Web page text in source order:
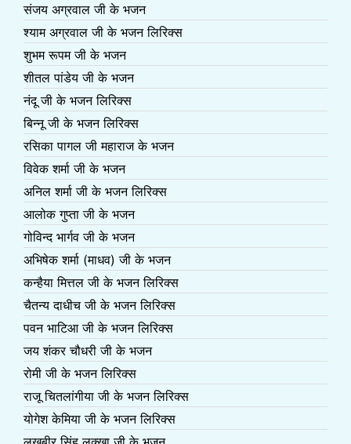
संजय अग्रवाल जी के भजन
श्याम अग्रवाल जी के भजन लिरिक्स
शुभम रूपम जी के भजन
शीतल पांडेय जी के भजन
नंदू जी के भजन लिरिक्स
बिन्नू जी के भजन लिरिक्स
रसिका पागल जी महाराज के भजन
विवेक शर्मा जी के भजन
अनिल शर्मा जी के भजन लिरिक्स
आलोक गुप्ता जी के भजन
गोविन्द भार्गव जी के भजन
अभिषेक शर्मा (माधव) जी के भजन
कन्हैया मित्तल जी के भजन लिरिक्स
चैतन्य दाधीच जी के भजन लिरिक्स
पवन भाटिआ जी के भजन लिरिक्स
जय शंकर चौधरी जी के भजन
रोमी जी के भजन लिरिक्स
राजू चितलांगीया जी के भजन लिरिक्स
योगेश केमिया जी के भजन लिरिक्स